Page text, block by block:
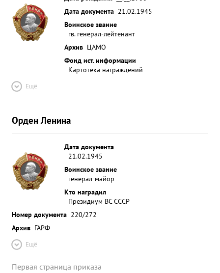
Дата документа 21.02.1945
Воинское звание
гв. генерал-лейтенант
Архив ЦАМО
Фонд ист. информации
Картотека награждений
Ещё
Орден Ленина
Дата документа
21.02.1945
Воинское звание
генерал-майор
Кто наградил
Президиум ВС СССР
Номер документа 220/272
Архив ГАРФ
Ещё
Первая страница приказа